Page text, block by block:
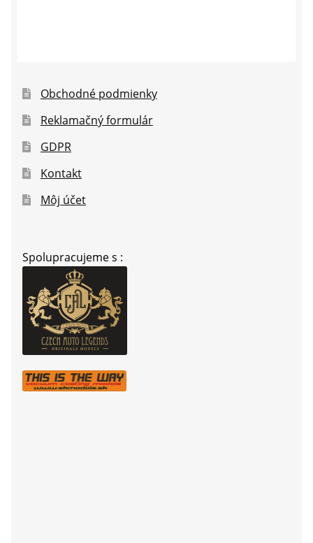
Obchodné podmienky
Reklamačný formulár
GDPR
Kontakt
Môj účet
Spolupracujeme s :